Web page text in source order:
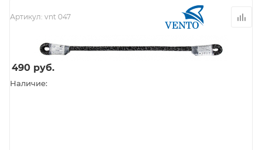
Артикул: vnt 047
490 руб.
Наличие: